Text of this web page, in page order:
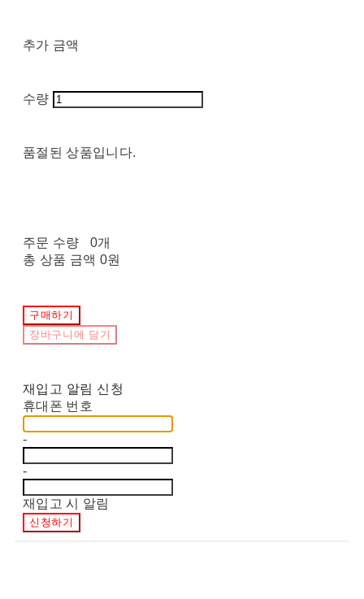
추가 금액
수량
품절된 상품입니다.
주문 수량
0개
총 상품 금액 0원
구매하기
장바구니에 담기
재입고 알림 신청
휴대폰 번호
-
-
재입고 시 알림
신청하기